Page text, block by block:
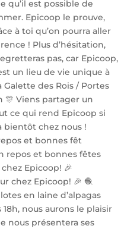
et bonnes fêt
Epicoop! 🎉